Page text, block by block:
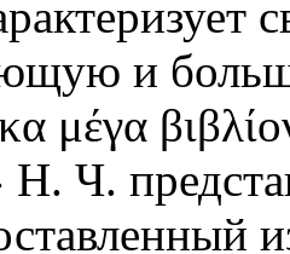
и
μέγα
Н. Ч.